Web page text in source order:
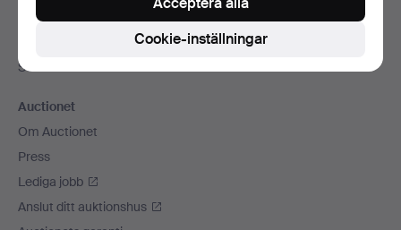
Betalningsalternativ
Sociala medier
Auctionet
Om Auctionet
Press
Lediga jobb
Anslut ditt auktionshus
Cookie-inställningar